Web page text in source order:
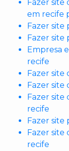
Fazer
em recife
Fazer site
Fazer site
Empresa
recife
Fazer site
Fazer site
Fazer site
recife
Fazer site
Fazer
recife